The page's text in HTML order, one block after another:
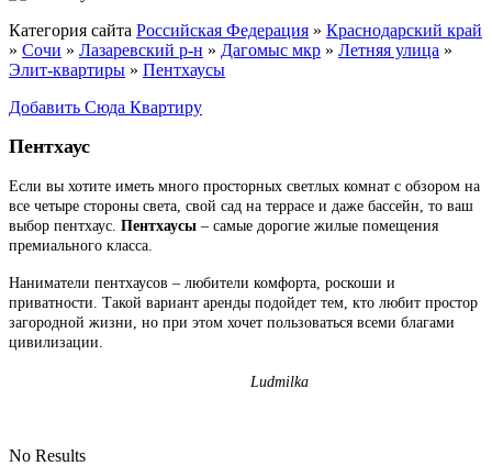
Категория сайта Российская Федерация » Краснодарский край
» Сочи » Лазаревский р-н » Дагомыс мкр » Летняя улица »
Элит-квартиры » Пентхаусы
Добавить Сюда Квартиру
Пентхаус
Если вы хотите иметь много просторных светлых комнат с обзором на
все четыре стороны света, свой сад на террасе и даже бассейн, то ваш
выбор пентхаус. Пентхаусы – самые дорогие жилые помещения
премиального класса.
Наниматели пентхаусов – любители комфорта, роскоши и
приватности. Такой вариант аренды подойдет тем, кто любит простор
загородной жизни, но при этом хочет пользоваться всеми благами
цивилизации.
Ludmilka
No Results